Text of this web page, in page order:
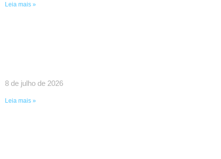
Leia mais »
8 de julho de 2026
Leia mais »